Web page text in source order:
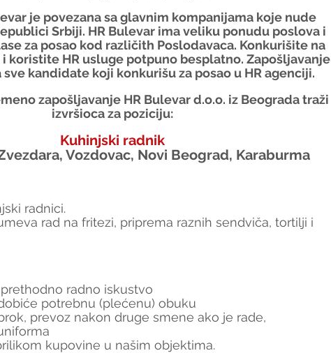
je povezana sa glavnim kompanijama koje nude
Srbiji. HR Bulevar ima veliku ponudu poslova i
za posao kod različith Poslodavaca. Konkurišite na
koristite HR usluge potpuno besplatno. Zapošljavanje
kandidate koji konkurišu za posao u HR agenciji.
zapošljavanje HR Bulevar d.o.o. iz Beograda traži
izvršioca za poziciju:
Kuhinjski radnik
Vozdovac, Novi Beograd, Karaburma
radnici.
rad na fritezi, priprema raznih sendviča, tortilji i
radno iskustvo
potrebnu (plećenu) obuku
prevoz nakon druge smene ako je rade,
kupovine u našim objektima.